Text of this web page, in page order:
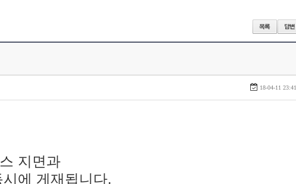
18-04-11 23:41
지면과
에 게재됩니다.